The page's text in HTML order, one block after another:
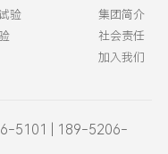
验
集团简介
社会责任
加入我们
5101 | 189-5206-